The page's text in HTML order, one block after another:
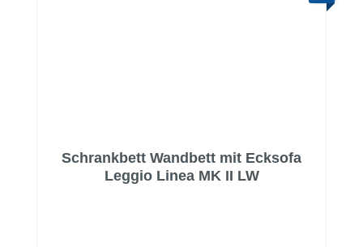
Schrankbett Wandbett mit Ecksofa
Leggio Linea MK II LW